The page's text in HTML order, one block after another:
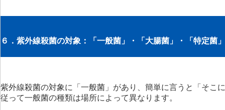
６．紫外線殺菌の対象：「一般菌」・「大腸菌」 ・「特定菌」
紫外線殺菌の対象に「一般菌」があり、簡単に言うと「そこ
従って一般菌の種類は場所によって異なります。